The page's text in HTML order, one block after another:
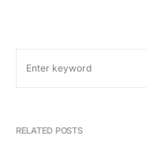
RELATED POSTS